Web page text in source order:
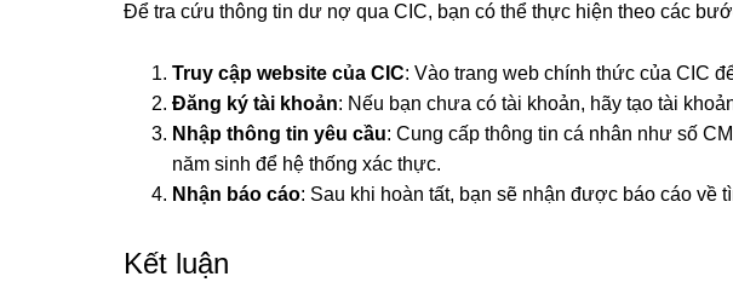
Để tra cứu thông tin dư nợ qua CIC, bạn có thể thực hiện theo các
Truy cập website của CIC: Vào trang web chính thức của CIC
Đăng ký tài khoản: Nếu bạn chưa có tài khoản, hãy tạo tài
Nhập thông tin yêu cầu: Cung cấp thông tin cá nhân như số
năm sinh để hệ thống xác thực.
Nhận báo cáo: Sau khi hoàn tất, bạn sẽ nhận được báo cáo về
Kết luận